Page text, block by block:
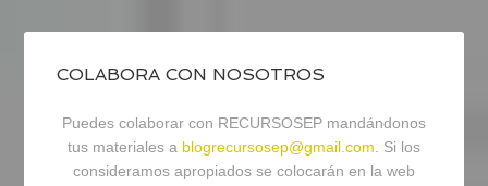
COLABORA CON NOSOTROS
Puedes colaborar con RECURSOSEP mandándonos
tus materiales a blogrecursosep@gmail.com . Si los
consideramos apropiados se colocarán en la web